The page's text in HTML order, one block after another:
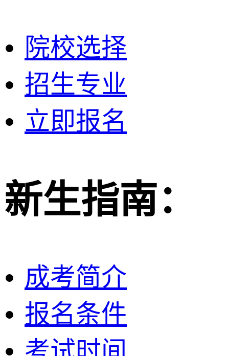
院校选择
招生专业
立即报名
新生指南：
成考简介
报名条件